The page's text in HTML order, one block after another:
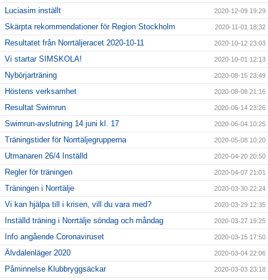
Luciasim inställt 2020-12-09 19:29
Skärpta rekommendationer för Region Stockholm 2020-11-01 18:32
Resultatet från Norrtäljeracet 2020-10-11 2020-10-12 23:03
Vi startar SIMSKOLA! 2020-10-01 12:13
Nybörjarträning 2020-08-15 23:49
Höstens verksamhet 2020-08-08 21:16
Resultat Swimrun 2020-06-14 23:26
Swimrun-avslutning 14 juni kl. 17 2020-06-04 10:25
Träningstider för Norrtäljegrupperna 2020-05-08 10:20
Utmanaren 26/4 Inställd 2020-04-20 20:50
Regler för träningen 2020-04-07 21:01
Träningen i Norrtälje 2020-03-30 22:24
Vi kan hjälpa till i krisen, vill du vara med? 2020-03-29 12:35
Inställd träning i Norrtälje söndag och måndag 2020-03-27 19:25
Info angående Coronaviruset 2020-03-15 17:50
Älvdalenläger 2020 2020-03-04 22:06
Påminnelse Klubbryggsäckar 2020-03-03 23:18